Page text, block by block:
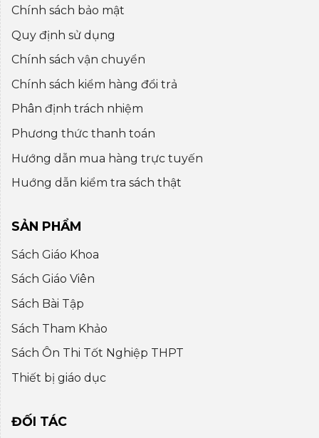
Chính sách bảo mật
Quy định sử dụng
Chính sách vận chuyển
Chính sách kiểm hàng đổi trả
Phân định trách nhiệm
Phương thức thanh toán
Hướng dẫn mua hàng trực tuyến
Huớng dẫn kiểm tra sách thật
SẢN PHẨM
Sách Giáo Khoa
Sách Giáo Viên
Sách Bài Tập
Sách Tham Khảo
Sách Ôn Thi Tốt Nghiệp THPT
Thiết bị giáo dục
ĐỐI TÁC